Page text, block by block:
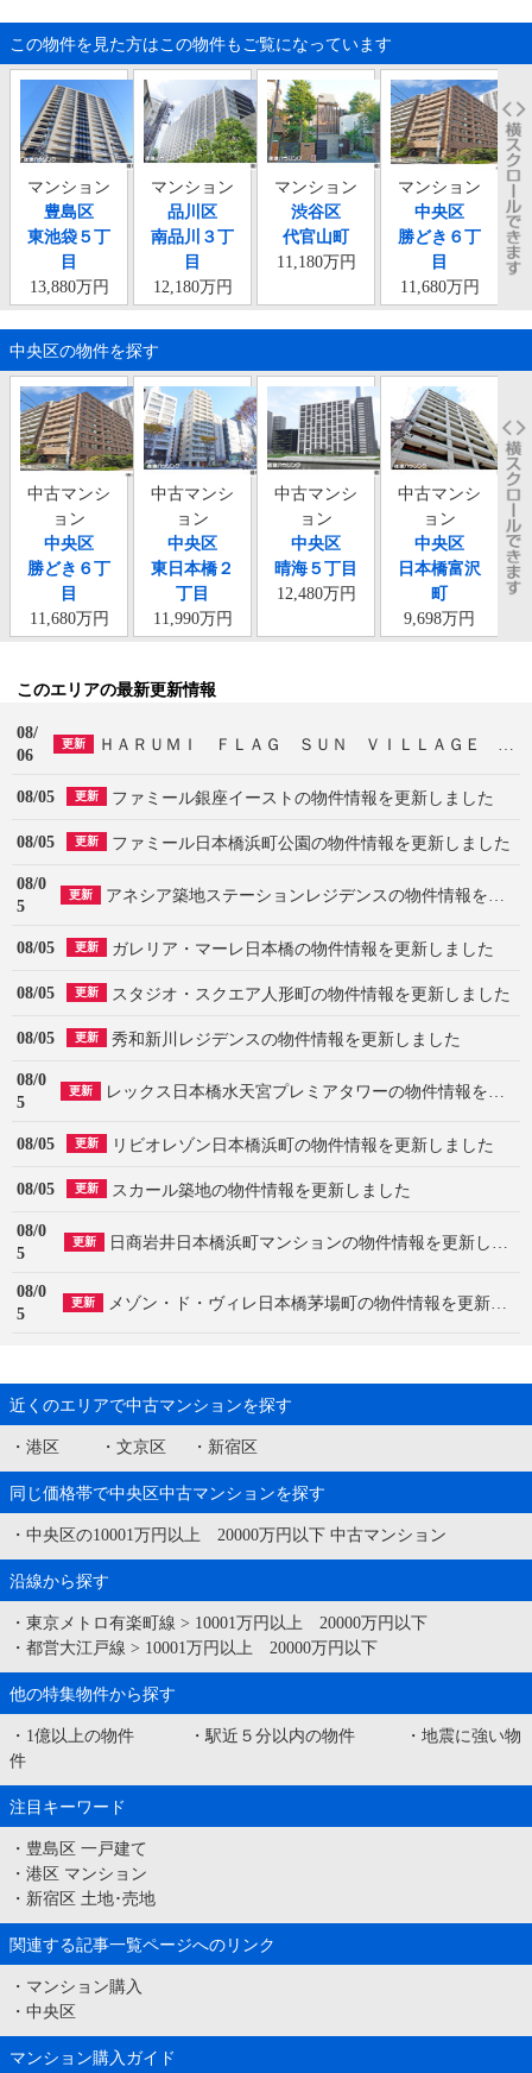
この物件を見た方はこの物件もご覧になっています
マンション
豊島区
東池袋５丁
目
13,880万円
マンション
品川区
南品川３丁
目
12,180万円
マンション
渋谷区
代官山町
11,180万円
マンション
中央区
勝どき６丁
目
11,680万円
中央区の物件を探す
中古マンシ
ョン
中央区
勝どき６丁
目
11,680万円
中古マンシ
ョン
中央区
東日本橋２
丁目
11,990万円
中古マンシ
ョン
中央区
晴海５丁目
12,480万円
中古マンシ
ョン
中央区
日本橋富沢
町
9,698万円
このエリアの最新更新情報
08/
06
更新 ＨＡＲＵＭＩ ＦＬＡＧ ＳＵＮ ＶＩＬＬＡＧＥ Ｔ棟の物件情報を更新しました
08/05 更新 ファミール銀座イーストの物件情報を更新しました
08/05 更新 ファミール日本橋浜町公園の物件情報を更新しました
08/0
5
更新 アネシア築地ステーションレジデンスの物件情報を更新しました
08/05 更新 ガレリア・マーレ日本橋の物件情報を更新しました
08/05 更新 スタジオ・スクエア人形町の物件情報を更新しました
08/05 更新 秀和新川レジデンスの物件情報を更新しました
08/0
5
更新 レックス日本橋水天宮プレミアタワーの物件情報を更新しました
08/05 更新 リビオレゾン日本橋浜町の物件情報を更新しました
08/05 更新 スカール築地の物件情報を更新しました
08/0
5
更新 日商岩井日本橋浜町マンションの物件情報を更新しました
08/0
5
更新 メゾン・ド・ヴィレ日本橋茅場町の物件情報を更新しました
近くのエリアで中古マンションを探す
・ 港区 ・ 文京区 ・ 新宿区
同じ価格帯で中央区中古マンションを探す
・ 中央区の10001万円以上 20000万円以下 中古マンション
沿線から探す
・ 東京メトロ有楽町線 > 10001万円以上 20000万円以下
・ 都営大江戸線 > 10001万円以上 20000万円以下
他の特集物件から探す
・ 1億以上の物件 ・ 駅近５分以内の物件 ・ 地震に強い物
件
注目キーワード
・ 豊島区 一戸建て
・ 港区 マンション
・ 新宿区 土地･売地
関連する記事一覧ページへのリンク
・ マンション購入
・ 中央区
マンション購入ガイド